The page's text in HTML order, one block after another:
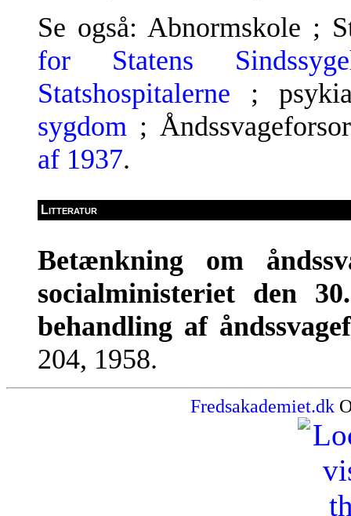
Se også: Abnormskole ;
for Statens
Statshospitalerne ;
sygdom ;
af 1937.
Litteratur
Betænkning om
socialministeriet den
behandling af
204, 1958.
Fredsakademiet.dk